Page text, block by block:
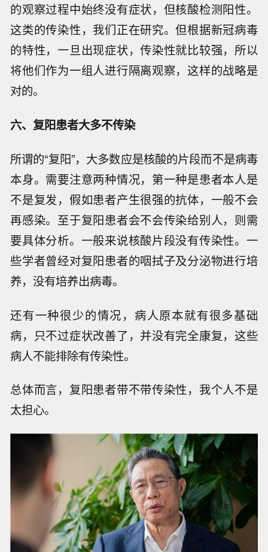
的观察过程中始终没有症状，但核酸检测阳性。
这类的传染性，我们正在研究。但根据新冠病毒
的特性，一旦出现症状，传染性就比较强，所以
将他们作为一组人进行隔离观察，这样的战略是
对的。
六、复阳患者大多不传染
所谓的“复阳”，大多数应是核酸的片段而不是病毒
本身。需要注意两种情况，第一种是患者本人是
不是复发，假如患者产生很强的抗体，一般不会
再感染。至于复阳患者会不会传染给别人，则需
要具体分析。一般来说核酸片段没有传染性。一
些学者曾经对复阳患者的咽拭子及分泌物进行培
养，没有培养出病毒。
还有一种很少的情况，病人原本就有很多基础
病，只不过症状改善了，并没有完全康复，这些
病人不能排除有传染性。
总体而言，复阳患者带不带传染性，我个人不是
太担心。